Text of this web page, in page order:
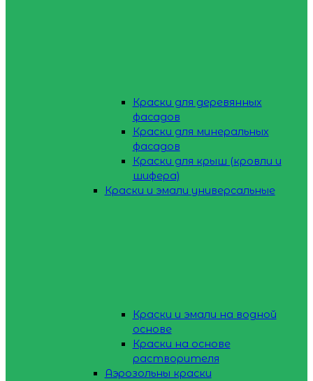
Краски для деревянных
фасадов
Краски для минеральных
фасадов
Краски для крыш (кровли и
шифера)
Краски и эмали универсальные
Краски и эмали на водной
основе
Краски на основе
растворителя
Аэрозольны краски